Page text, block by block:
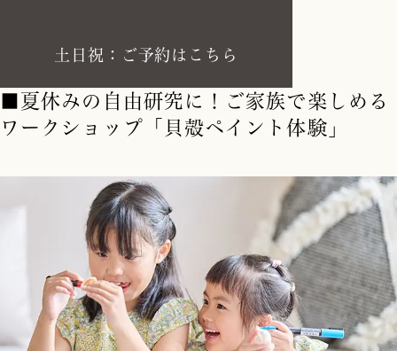
土日祝：ご予約はこちら
■夏休みの自由研究に！ご家族で楽しめる
ワークショップ「貝殻ペイント体験」